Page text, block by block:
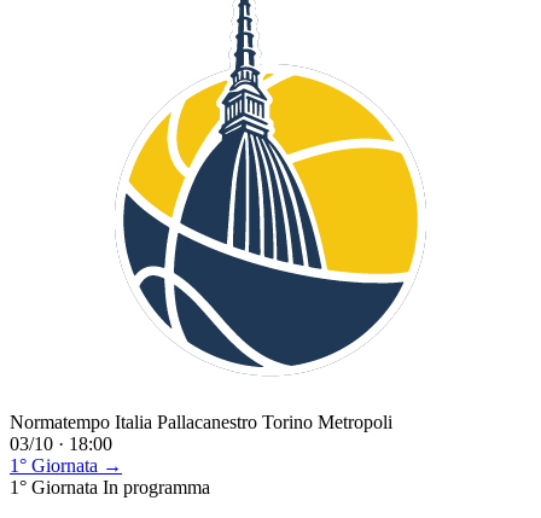
Normatempo Italia Pallacanestro Torino Metropoli
03/10 · 18:00
1° Giornata →
1° Giornata In programma